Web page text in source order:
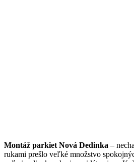
Montáž parkiet Nová Dedinka –
rukami prešlo veľké množstvo